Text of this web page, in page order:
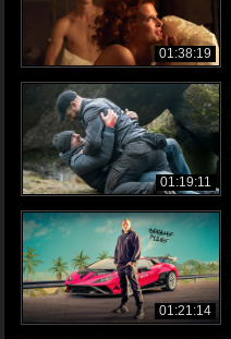
01:38:19
01:19:11
01:21:14